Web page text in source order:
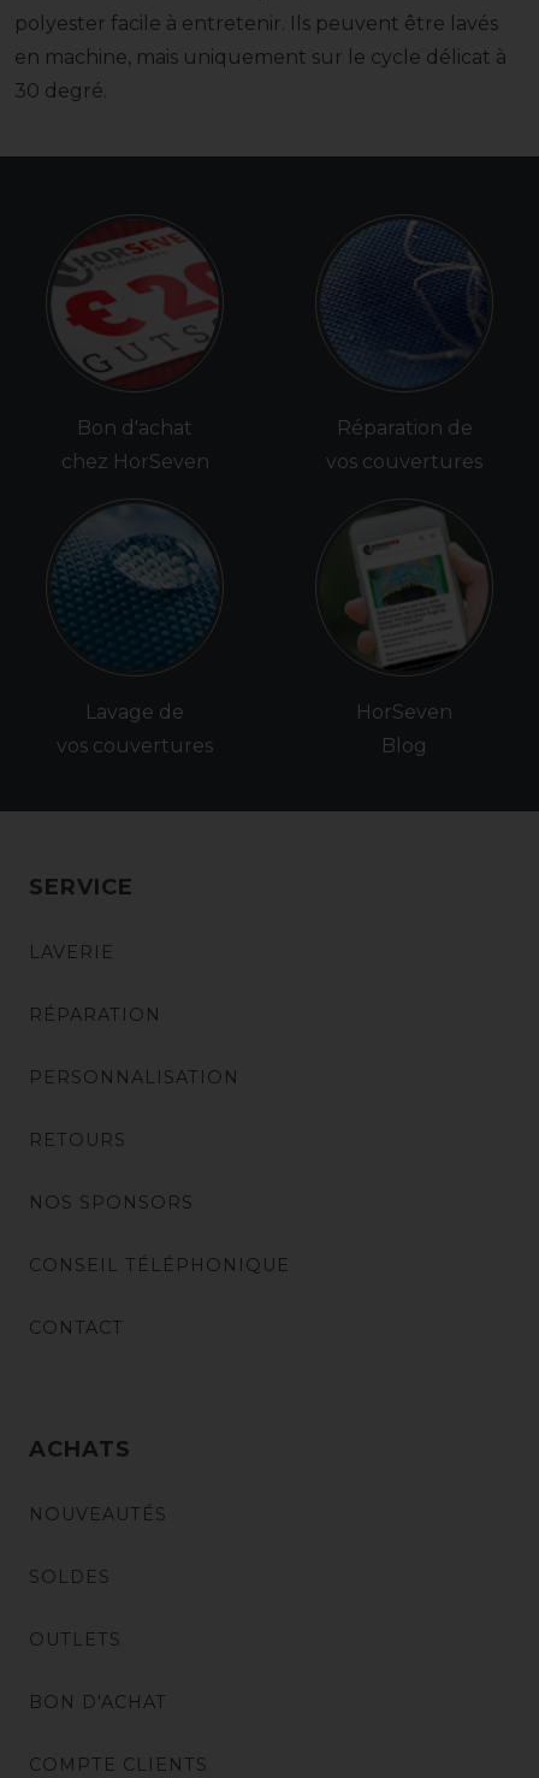
polyester facile à entretenir. Ils peuvent être lavés
en machine, mais uniquement sur le cycle délicat à
30 degré.
Bon d'achat
chez HorSeven
Lavage de
vos couvertures
Réparation de
vos couvertures
HorSeven
Blog
SERVICE
LAVERIE
RÉPARATION
PERSONNALISATION
RETOURS
NOS SPONSORS
CONSEIL TÉLÉPHONIQUE
CONTACT
ACHATS
NOUVEAUTÉS
SOLDES
OUTLETS
BON D'ACHAT
COMPTE CLIENTS